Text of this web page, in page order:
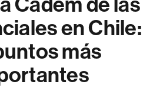
en Chile:
más